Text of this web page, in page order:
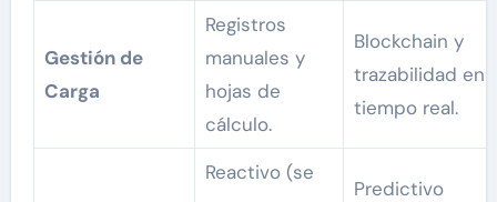
Gestión de
Carga
Registros
manuales y
hojas de
cálculo.
Blockchain y
trazabilidad en
tiempo real.
Reactivo (se
Predictivo